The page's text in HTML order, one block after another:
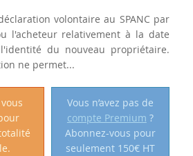
volontaire au SPANC par
l'acheteur relativement à la date
du nouveau propriétaire.
ne permet...
Vous n’avez pas de
compte Premium ?
Abonnez-vous pour
seulement 150€ HT